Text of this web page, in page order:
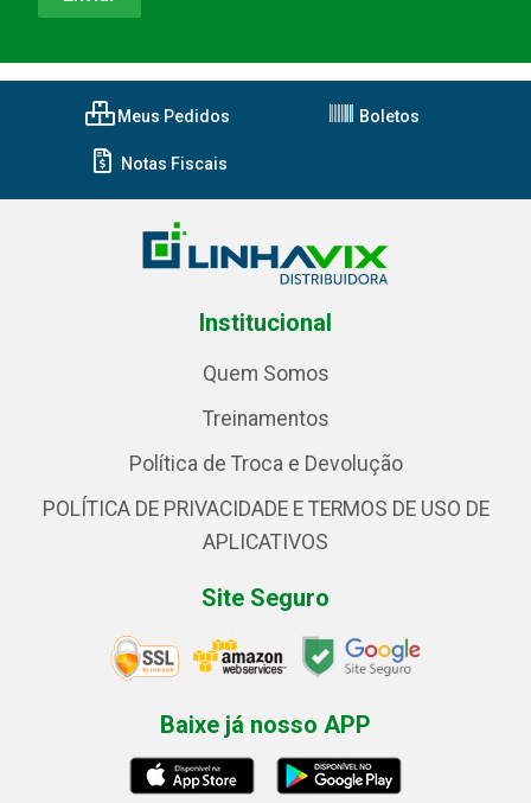
Meus Pedidos Boletos
Notas Fiscais
Institucional
Quem Somos
Treinamentos
Política de Troca e Devolução
POLÍTICA DE PRIVACIDADE E TERMOS DE USO DE
APLICATIVOS
Site Seguro
Baixe já nosso APP